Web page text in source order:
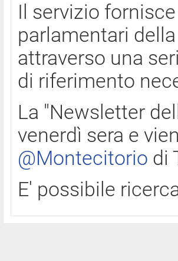
Il servizio
parlamentari
attraverso una
di riferimento
La "Newsletter
venerdì sera e
@Montecitorio di
E' possibile